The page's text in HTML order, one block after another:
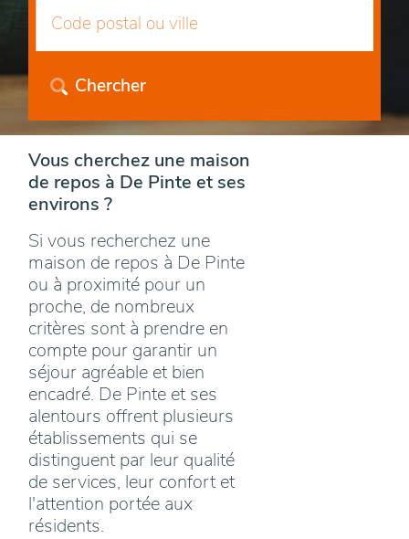
Chercher
Vous cherchez une maison
de repos à De Pinte et ses
environs ?
Si vous recherchez une
maison de repos à De Pinte
ou à proximité pour un
proche, de nombreux
critères sont à prendre en
compte pour garantir un
séjour agréable et bien
encadré. De Pinte et ses
alentours offrent plusieurs
établissements qui se
distinguent par leur qualité
de services, leur confort et
l'attention portée aux
résidents.